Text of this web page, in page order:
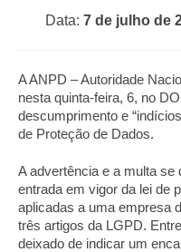
Data: 7 de julho de
A ANPD – Autoridade
nesta quinta-feira, 6, no
descumprimento e
de Proteção de Dados.
A advertência e a multa
entrada em vigor da lei de
aplicadas a uma empresa
três artigos da LGPD.
deixado de indicar um